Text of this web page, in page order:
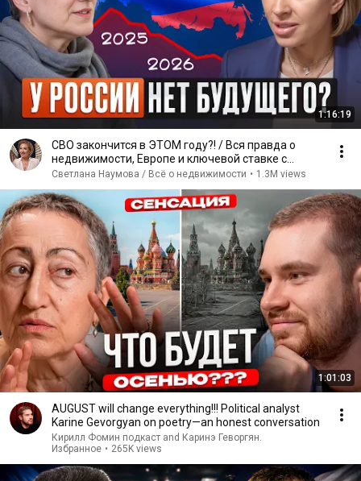
1:16:19
СВО закончится в ЭТОМ году?! / Вся правда о
недвижимости, Европе и ключевой ставке с
Каринэ Геворгян
Светлана Наумова / Всё о недвижимости • 1.3M views
1:01:03
AUGUST will change everything!!! Political analyst
Karine Gevorgyan on poetry—an honest conversation
Кирилл Фомин подкаст and Каринэ Геворгян.
Избранное • 265K views